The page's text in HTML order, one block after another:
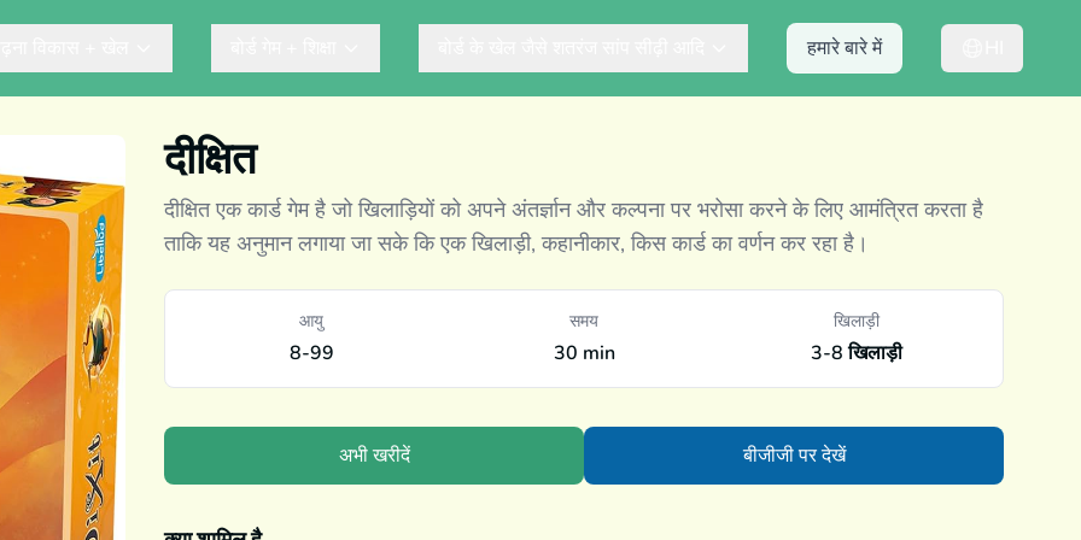
हमारे बारे में
दीक्षित
दीक्षित एक कार्ड गेम है जो खिलाड़ियों को अपने अंतर्ज्ञान और कल्पना पर भरोसा करने के लिए आमंत्रित करता है
ताकि यह अनुमान लगाया जा सके कि एक खिलाड़ी, कहानीकार, किस कार्ड का वर्णन कर रहा है।
आयु
8-99
समय
30 min
खिलाड़ी
3-8 खिलाड़ी
अभी खरीदें बीजीजी पर देखें